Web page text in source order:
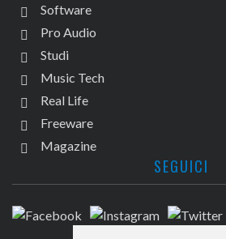
Software
Pro Audio
Studi
Music Tech
Real Life
Freeware
Magazine
SEGUICI